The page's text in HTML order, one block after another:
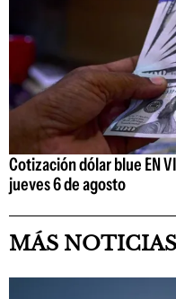
Cotización dólar blue EN
jueves 6 de agosto
MÁS